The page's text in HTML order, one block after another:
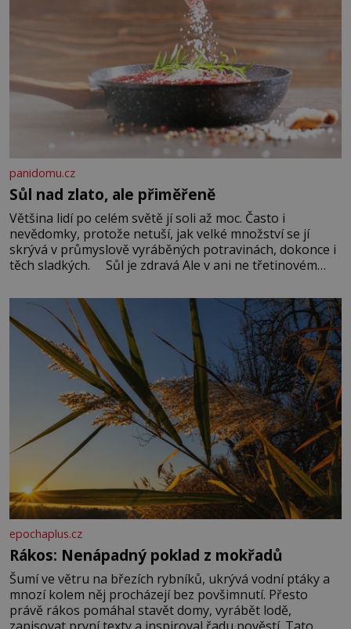
panidomu.cz
Sůl nad zlato, ale přiměřeně
Většina lidí po celém světě jí soli až moc. Často i
nevědomky, protože netuší, jak velké množství se jí
skrývá v průmyslově vyráběných potravinách, dokonce i
těch sladkých. Sůl je zdravá Ale v ani ne třetinovém
základní složky– sodík a chlór – jsou zásadní pro
správné hospodaření
epochaplus.cz
Rákos: Nenápadný poklad z mokřadů
Šumí ve větru na březích rybníků, ukrývá vodní ptáky a
mnozí kolem něj procházejí bez povšimnutí. Přesto
právě rákos pomáhal stavět domy, vyrábět lodě,